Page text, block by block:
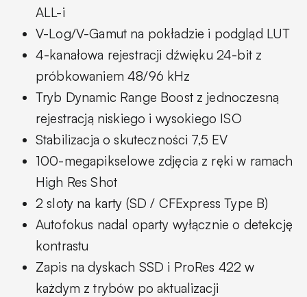
ALL-i
V-Log/V-Gamut na pokładzie i podgląd LUT
4-kanałowa rejestracji dźwięku 24-bit z
próbkowaniem 48/96 kHz
Tryb Dynamic Range Boost z jednoczesną
rejestracją niskiego i wysokiego ISO
Stabilizacja o skuteczności 7,5 EV
100-megapikselowe zdjęcia z ręki w ramach
High Res Shot
2 sloty na karty (SD / CFExpress Type B)
Autofokus nadal oparty wyłącznie o detekcję
kontrastu
Zapis na dyskach SSD i ProRes 422 w
każdym z trybów po aktualizacji